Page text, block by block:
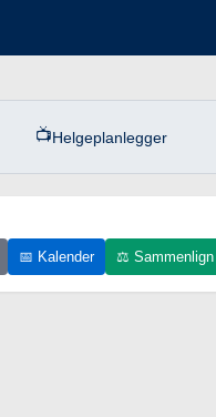
📺Helgeplanlegger
📅 Kalender ⚖️ Sammenlign